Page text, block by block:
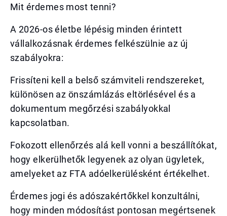
Mit érdemes most tenni?
A 2026-os életbe lépésig minden érintett
vállalkozásnak érdemes felkészülnie az új
szabályokra:
Frissíteni kell a belső számviteli rendszereket,
különösen az önszámlázás eltörlésével és a
dokumentum megőrzési szabályokkal
kapcsolatban.
Fokozott ellenőrzés alá kell vonni a beszállítókat,
hogy elkerülhetők legyenek az olyan ügyletek,
amelyeket az FTA adóelkerülésként értékelhet.
Érdemes jogi és adószakértőkkel konzultálni,
hogy minden módosítást pontosan megértsenek